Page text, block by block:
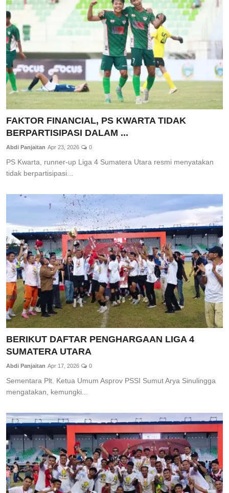
FAKTOR FINANCIAL, PS KWARTA TIDAK
BERPARTISIPASI DALAM ...
Abdi Panjaitan Apr 23, 2026 0
PS Kwarta, runner-up Liga 4 Sumatera Utara resmi menyatakan
tidak berpartisipasi...
BERIKUT DAFTAR PENGHARGAAN LIGA 4
SUMATERA UTARA
Abdi Panjaitan Apr 17, 2026 0
Sementara Plt. Ketua Umum Asprov PSSI Sumut Arya Sinulingga
mengatakan, kemungki...